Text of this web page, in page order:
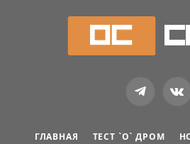
Telegram
ГЛАВНАЯ ТЕСТ `О` ДРОМ